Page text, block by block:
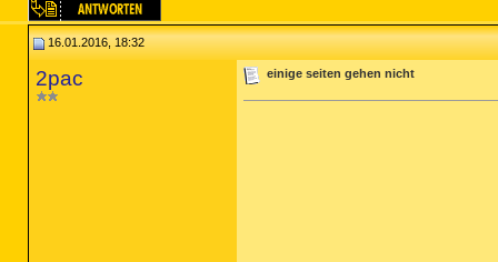
16.01.2016, 18:32
2pac einige seiten gehen nicht